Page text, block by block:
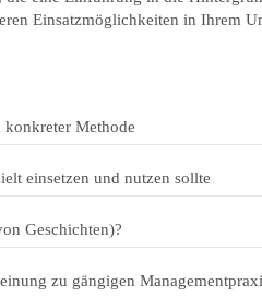
Einsatzmöglichkeiten in Ihrem
konkreter Methode
einsetzen und nutzen sollte
Geschichten)?
zu gängigen